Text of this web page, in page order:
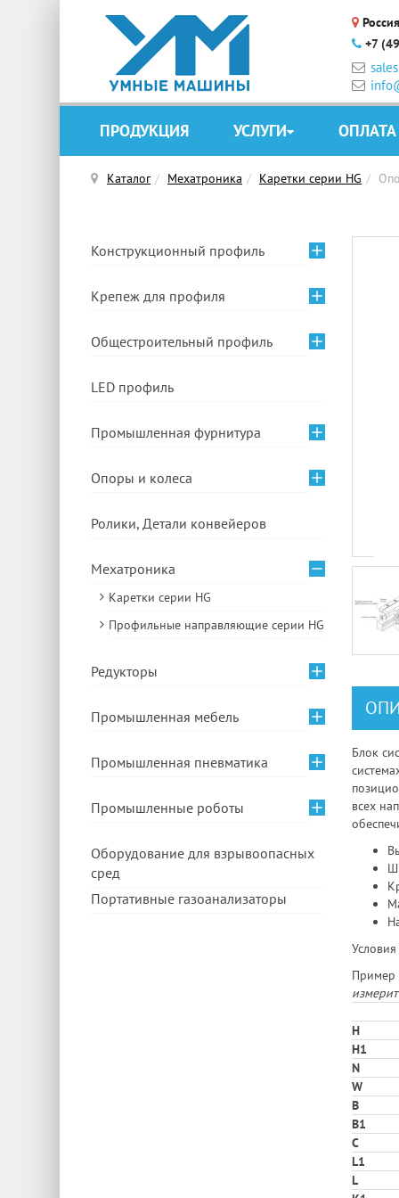
+7
ПРОДУКЦИЯ УСЛУГИ ОПЛАТА
Каталог Мехатроника Каретки серии HG
Блок
всех
Пример
H
H1
N
W
В
B1
C
L1
L
Конструкционный профиль
Крепеж для профиля
Общестроительный профиль
LED профиль
Промышленная фурнитура
Опоры и колеса
Ролики, Детали конвейеров
Мехатроника
Каретки серии HG
Профильные направляющие серии HG
Редукторы
Промышленная мебель
Промышленная пневматика
Промышленные роботы
Оборудование для взрывоопасных
сред
Портативные газоанализаторы